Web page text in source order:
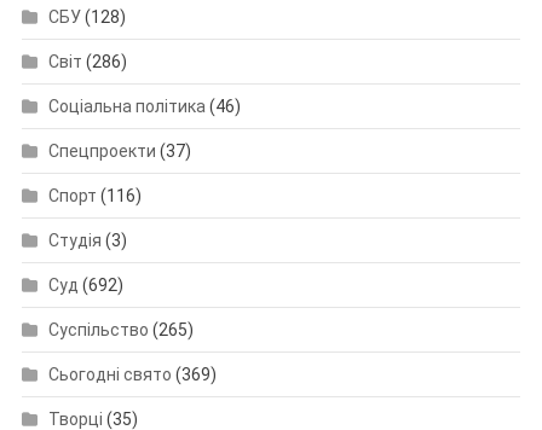
СБУ(128)
Світ (286)
Соціальна політика(46)
Спецпроекти (37)
Спорт (116)
Студія (3)
Суд (692)
Суспільство (265)
Сьогодні свято (369)
Творці (35)